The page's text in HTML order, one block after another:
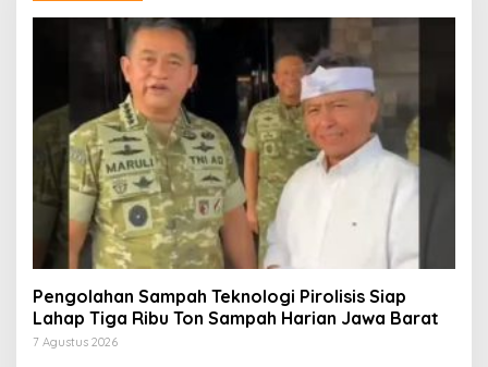
Pengolahan Sampah Teknologi Pirolisis Siap
Lahap Tiga Ribu Ton Sampah Harian Jawa Barat
7 Agustus 2026